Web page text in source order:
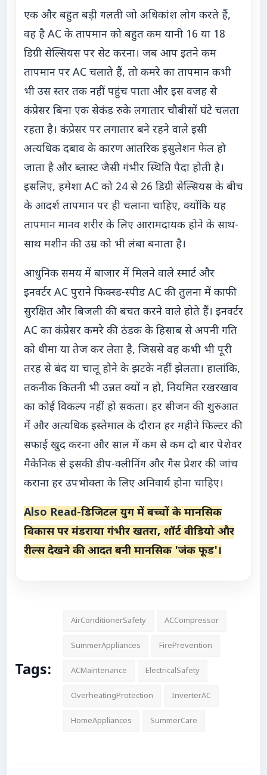
एक और बहुत बड़ी गलती जो अधिकांश लोग करते हैं,
वह है AC के तापमान को बहुत कम यानी 16 या 18
डिग्री सेल्सियस पर सेट करना। जब आप इतने कम
तापमान पर AC चलाते हैं, तो कमरे का तापमान कभी
भी उस स्तर तक नहीं पहुंच पाता और इस वजह से
कंप्रेसर बिना एक सेकंड रुके लगातार चौबीसों घंटे चलता
रहता है। कंप्रेसर पर लगातार बने रहने वाले इसी
अत्यधिक दबाव के कारण आंतरिक इंसुलेशन फेल हो
जाता है और ब्लास्ट जैसी गंभीर स्थिति पैदा होती है।
इसलिए, हमेशा AC को 24 से 26 डिग्री सेल्सियस के बीच
के आदर्श तापमान पर ही चलाना चाहिए, क्योंकि यह
तापमान मानव शरीर के लिए आरामदायक होने के साथ-
साथ मशीन की उम्र को भी लंबा बनाता है।
आधुनिक समय में बाजार में मिलने वाले स्मार्ट और
इनवर्टर AC पुराने फिक्स्ड-स्पीड AC की तुलना में काफी
सुरक्षित और बिजली की बचत करने वाले होते हैं। इनवर्टर
AC का कंप्रेसर कमरे की ठंडक के हिसाब से अपनी गति
को धीमा या तेज कर लेता है, जिससे वह कभी भी पूरी
तरह से बंद या चालू होने के झटके नहीं झेलता। हालांकि,
तकनीक कितनी भी उन्नत क्यों न हो, नियमित रखरखाव
का कोई विकल्प नहीं हो सकता। हर सीजन की शुरुआत
में और अत्यधिक इस्तेमाल के दौरान हर महीने फिल्टर की
सफाई खुद करना और साल में कम से कम दो बार पेशेवर
मैकेनिक से इसकी डीप-क्लीनिंग और गैस प्रेशर की जांच
कराना हर उपभोक्ता के लिए अनिवार्य होना चाहिए।
Also Read-डिजिटल युग में बच्चों के मानसिक
विकास पर मंडराया गंभीर खतरा, शॉर्ट वीडियो और
रील्स देखने की आदत बनी मानसिक 'जंक फूड'।
Tags:
AirConditionerSafety ACCompressor
SummerAppliances FirePrevention
ACMaintenance ElectricalSafety
OverheatingProtection InverterAC
HomeAppliances SummerCare